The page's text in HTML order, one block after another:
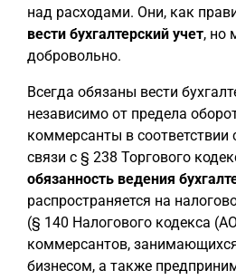
над расходами. Они, как
вести бухгалтерский учет, но
добровольно.
Всегда обязаны вести
независимо от предела
коммерсанты в соответствии
связи с § 238 Торгового
обязанность ведения
распространяется на
(§ 140 Налогового кодекса
коммерсантов,
бизнесом, а также